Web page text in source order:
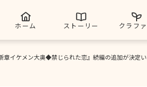
ホーム ストーリー クラフ
新章イケメン大奥◆禁じられた恋』続編の追加が決定い